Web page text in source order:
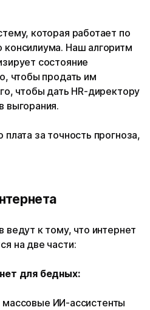
которая работает по
консилиума. Наш алгоритм
состояние
чтобы продать им
чтобы дать HR-директору
выгорания.
за точность прогноза,
ведут к тому, что интернет
на две части:
для бедных:
ИИ-ассистенты